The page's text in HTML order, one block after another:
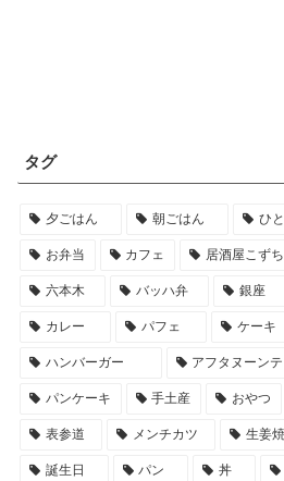
タグ
夕ごはん 朝ごはん ひ
お弁当 カフェ 居酒屋こず
六本木 バッハ弁 銀座
カレー パフェ ケーキ
ハンバーガー アフタヌーン
パンケーキ 手土産 おやつ
表参道 メンチカツ 生姜
誕生日 パン 丼